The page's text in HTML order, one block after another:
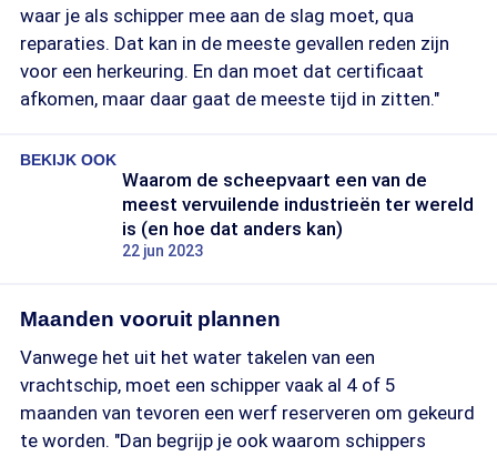
waar je als schipper mee aan de slag moet, qua
reparaties. Dat kan in de meeste gevallen reden zijn
voor een herkeuring. En dan moet dat certificaat
afkomen, maar daar gaat de meeste tijd in zitten."
BEKIJK OOK
Waarom de scheepvaart een van de
meest vervuilende industrieën ter wereld
is (en hoe dat anders kan)
22 jun 2023
Maanden vooruit plannen
Vanwege het uit het water takelen van een
vrachtschip, moet een schipper vaak al 4 of 5
maanden van tevoren een werf reserveren om gekeurd
te worden. "Dan begrijp je ook waarom schippers